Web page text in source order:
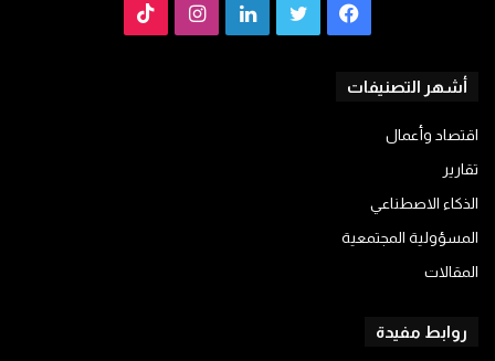
فيسبوكتويتر لينكدإن انستقرام
أشهر التصنيفات
اقتصاد وأعمال
تقارير
الذكاء الاصطناعي
المسؤولية المجتمعية
المقالات
روابط مفيدة